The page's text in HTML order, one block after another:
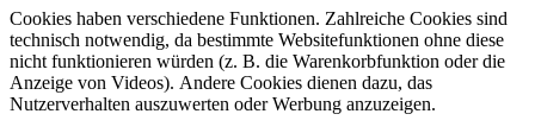
Cookies haben verschiedene Funktionen. Zahlreiche Cookies sind
technisch notwendig, da bestimmte Websitefunktionen ohne diese
nicht funktionieren würden (z. B. die Warenkorbfunktion oder die
Anzeige von Videos). Andere Cookies dienen dazu, das
Nutzerverhalten auszuwerten oder Werbung anzuzeigen.